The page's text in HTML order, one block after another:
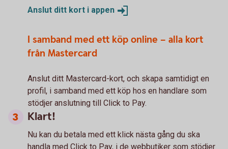
Anslut ditt kort i appen
I samband med ett köp online – alla kort
från Mastercard
Anslut ditt Mastercard-kort, och skapa samtidigt en
profil, i samband med ett köp hos en handlare som
stödjer anslutning till Click to Pay.
Klart!
Nu kan du betala med ett klick nästa gång du ska
handla med Click to Pay, i de webbutiker som stödjer